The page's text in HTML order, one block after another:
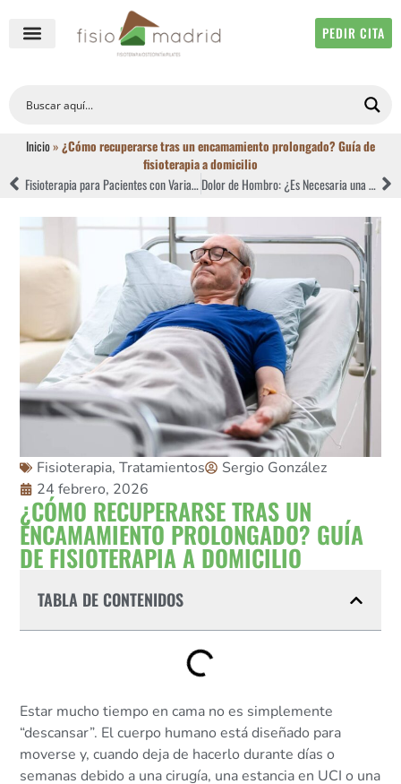
PEDIR CITA
Inicio» ¿Cómo recuperarse tras un encamamiento prolongado? Guía de
fisioterapia a domicilio
Fisioterapia para Pacientes con Varias Patologías: Cómo Priorizar tu Salud en Casa Dolor de Hombro: ¿Es Necesaria una Resonancia? Guía de Fisioterapia a domicilio en Madrid
Fisioterapia,Tratamientos
Sergio González
24 febrero, 2026
¿CÓMO RECUPERARSE TRAS UN
ENCAMAMIENTO PROLONGADO? GUÍA
DE FISIOTERAPIA A DOMICILIO
TABLA DE CONTENIDOS
Estar mucho tiempo en cama no es simplemente
“descansar”. El cuerpo humano está diseñado para
moverse y, cuando deja de hacerlo durante días o
semanas debido a una cirugía, una estancia en UCI o una